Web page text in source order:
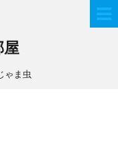
ゃま虫